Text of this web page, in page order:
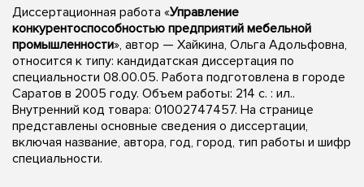
Диссертационная работа «Управление
конкурентоспособностью предприятий мебельной
промышленности», автор — Хайкина, Ольга Адольфовна,
относится к типу: кандидатская диссертация по
специальности 08.00.05. Работа подготовлена в городе
Саратов в 2005 году. Объем работы: 214 с. : ил..
Внутренний код товара: 01002747457. На странице
представлены основные сведения о диссертации,
включая название, автора, год, город, тип работы и шифр
специальности.